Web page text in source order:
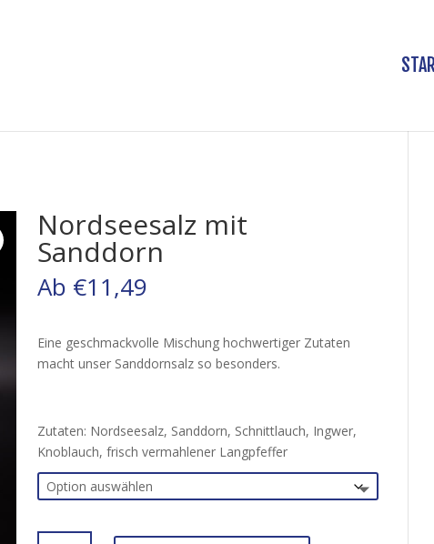
Nordseesalz mit
Sanddorn
Ab €11,49
Eine geschmackvolle Mischung hochwertiger Zutaten
macht unser Sanddornsalz so besonders.
Zutaten: Nordseesalz, Sanddorn, Schnittlauch, Ingwer,
Knoblauch, frisch vermahlener Langpfeffer